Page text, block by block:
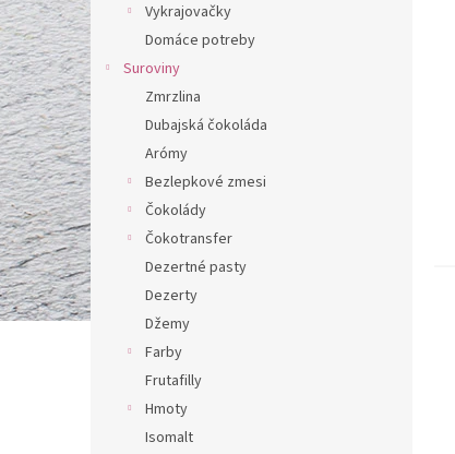
Vykrajovačky
Domáce potreby
Suroviny
Zmrzlina
Dubajská čokoláda
Arómy
Bezlepkové zmesi
Čokolády
Čokotransfer
Dezertné pasty
Dezerty
Džemy
Farby
Frutafilly
Hmoty
Isomalt